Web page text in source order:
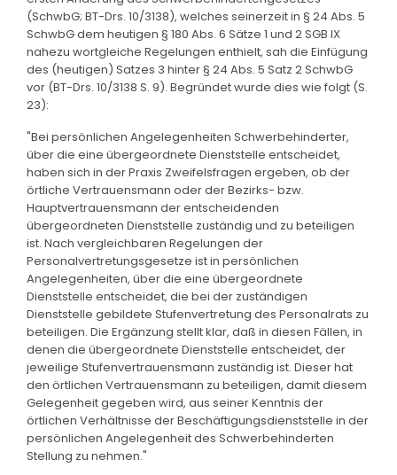
(SchwbG; BT-Drs. 10/3138), welches seinerzeit in § 24 Abs. 5
SchwbG dem heutigen § 180 Abs. 6 Sätze 1 und 2 SGB IX
nahezu wortgleiche Regelungen enthielt, sah die Einfügung
des (heutigen) Satzes 3 hinter § 24 Abs. 5 Satz 2 SchwbG
vor (BT-Drs. 10/3138 S. 9). Begründet wurde dies wie folgt (S.
23):
"Bei persönlichen Angelegenheiten Schwerbehinderter,
über die eine übergeordnete Dienststelle entscheidet,
haben sich in der Praxis Zweifelsfragen ergeben, ob der
örtliche Vertrauensmann oder der Bezirks- bzw.
Hauptvertrauensmann der entscheidenden
übergeordneten Dienststelle zuständig und zu beteiligen
ist. Nach vergleichbaren Regelungen der
Personalvertretungsgesetze ist in persönlichen
Angelegenheiten, über die eine übergeordnete
Dienststelle entscheidet, die bei der zuständigen
Dienststelle gebildete Stufenvertretung des Personalrats zu
beteiligen. Die Ergänzung stellt klar, daß in diesen Fällen, in
denen die übergeordnete Dienststelle entscheidet, der
jeweilige Stufenvertrauensmann zuständig ist. Dieser hat
den örtlichen Vertrauensmann zu beteiligen, damit diesem
Gelegenheit gegeben wird, aus seiner Kenntnis der
örtlichen Verhältnisse der Beschäftigungsdienststelle in der
persönlichen Angelegenheit des Schwerbehinderten
Stellung zu nehmen."